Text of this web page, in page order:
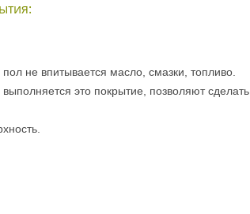
не впитывается масло, смазки, топливо.
это покрытие, позволяют сделать